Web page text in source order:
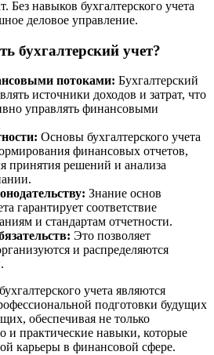
Без навыков бухгалтерского учета
деловое управление.
бухгалтерский учет?
потоками: Бухгалтерский
источники доходов и затрат, что
управлять финансовыми
Основы бухгалтерского учета
финансовых отчетов,
принятия решений и анализа
Знание основ
гарантирует соответствие
и стандартам отчетности.
Это позволяет
и распределяются
учета являются
подготовки будущих
обеспечивая не только
и практические навыки, которые
карьеры в финансовой сфере.